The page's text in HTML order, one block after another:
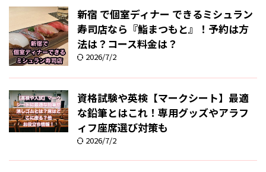
新宿 で個室ディナー できるミシュラン
寿司店なら『鮨まつもと』！予約は方
法は？コース料金は？
2026/7/2
資格試験や英検【マークシート】最適
な鉛筆とはこれ！専用グッズやアラフ
ィフ座席選び対策も
2026/7/2